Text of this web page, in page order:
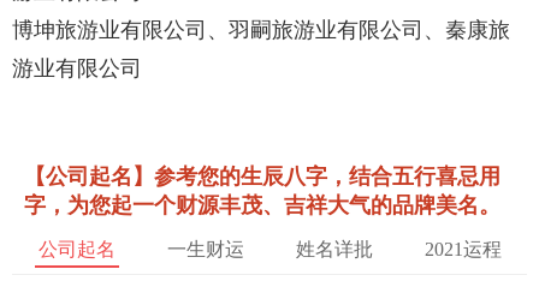
博坤旅游业有限公司、羽嗣旅游业有限公司、秦康旅
游业有限公司
【公司起名】参考您的生辰八字，结合五行喜忌用
字，为您起一个财源丰茂、吉祥大气的品牌美名。
公司起名 一生财运 姓名详批 2021运程